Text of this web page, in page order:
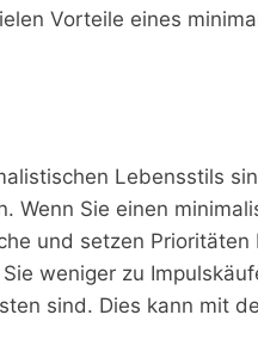
Vorteile eines
Lebensstils
Wenn Sie einen
und setzen Prioritäten
weniger zu
sind. Dies kann mit